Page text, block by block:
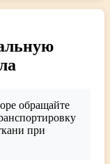
обращайте
при